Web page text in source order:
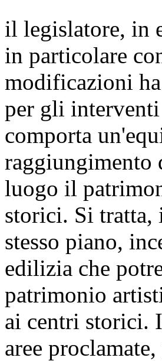
il legislatore, in
in particolare
modificazioni
per gli
comporta
raggiungimento
luogo il
storici. Si tratta,
stesso piano,
edilizia che
patrimonio
ai centri storici.
aree